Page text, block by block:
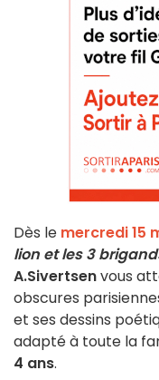
Dès le mercredi 15
lion et les 3
A.Sivertsenvous
obscures
et ses dessins
adapté à toute la
4 ans.